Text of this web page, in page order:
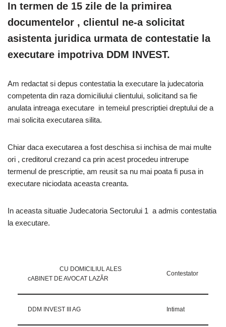
In termen de 15 zile de la primirea
documentelor , clientul ne-a solicitat
asistenta juridica urmata de contestatie la
executare impotriva DDM INVEST.
Am redactat si depus contestatia la executare la judecatoria
competenta din raza domiciliului clientului, solicitand sa fie
anulata intreaga executare in temeiul prescriptiei dreptului de a
mai solicita executarea silita.
Chiar daca executarea a fost deschisa si inchisa de mai multe
ori , creditorul crezand ca prin acest procedeu intrerupe
termenul de prescriptie, am reusit sa nu mai poata fi pusa in
executare niciodata aceasta creanta.
In aceasta situatie Judecatoria Sectorului 1 a admis contestatia
la executare.
CU DOMICILIUL ALES
cABINET DE AVOCAT LAZĂR
Contestator
DDM INVEST III AG Intimat